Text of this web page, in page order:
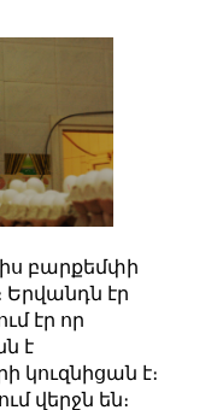
բարքեմփի
Երվանդն էր
էր որ
է
կուզնիցան է։
վերջն են։